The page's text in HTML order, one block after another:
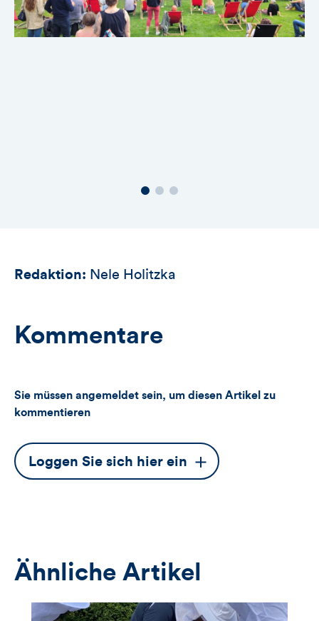
Redaktion: Nele Holitzka
Kommentare
Sie müssen angemeldet sein, um diesen Artikel zu
kommentieren
Dieser
Button
Loggen Sie sich hier ein
Ähnliche Artikel